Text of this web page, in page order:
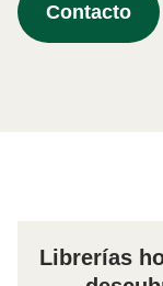
Contacto
Librerías